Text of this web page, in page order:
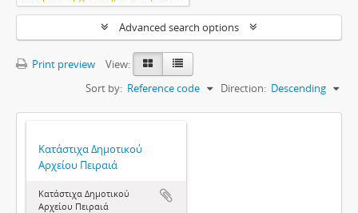
Advanced search options
Print preview
View:
Sort by: Reference code Direction: Descending
Κατάστιχα Δημοτικού
Αρχείου Πειραιά
Κατάστιχα Δημοτικού
Αρχείου Πειραιά